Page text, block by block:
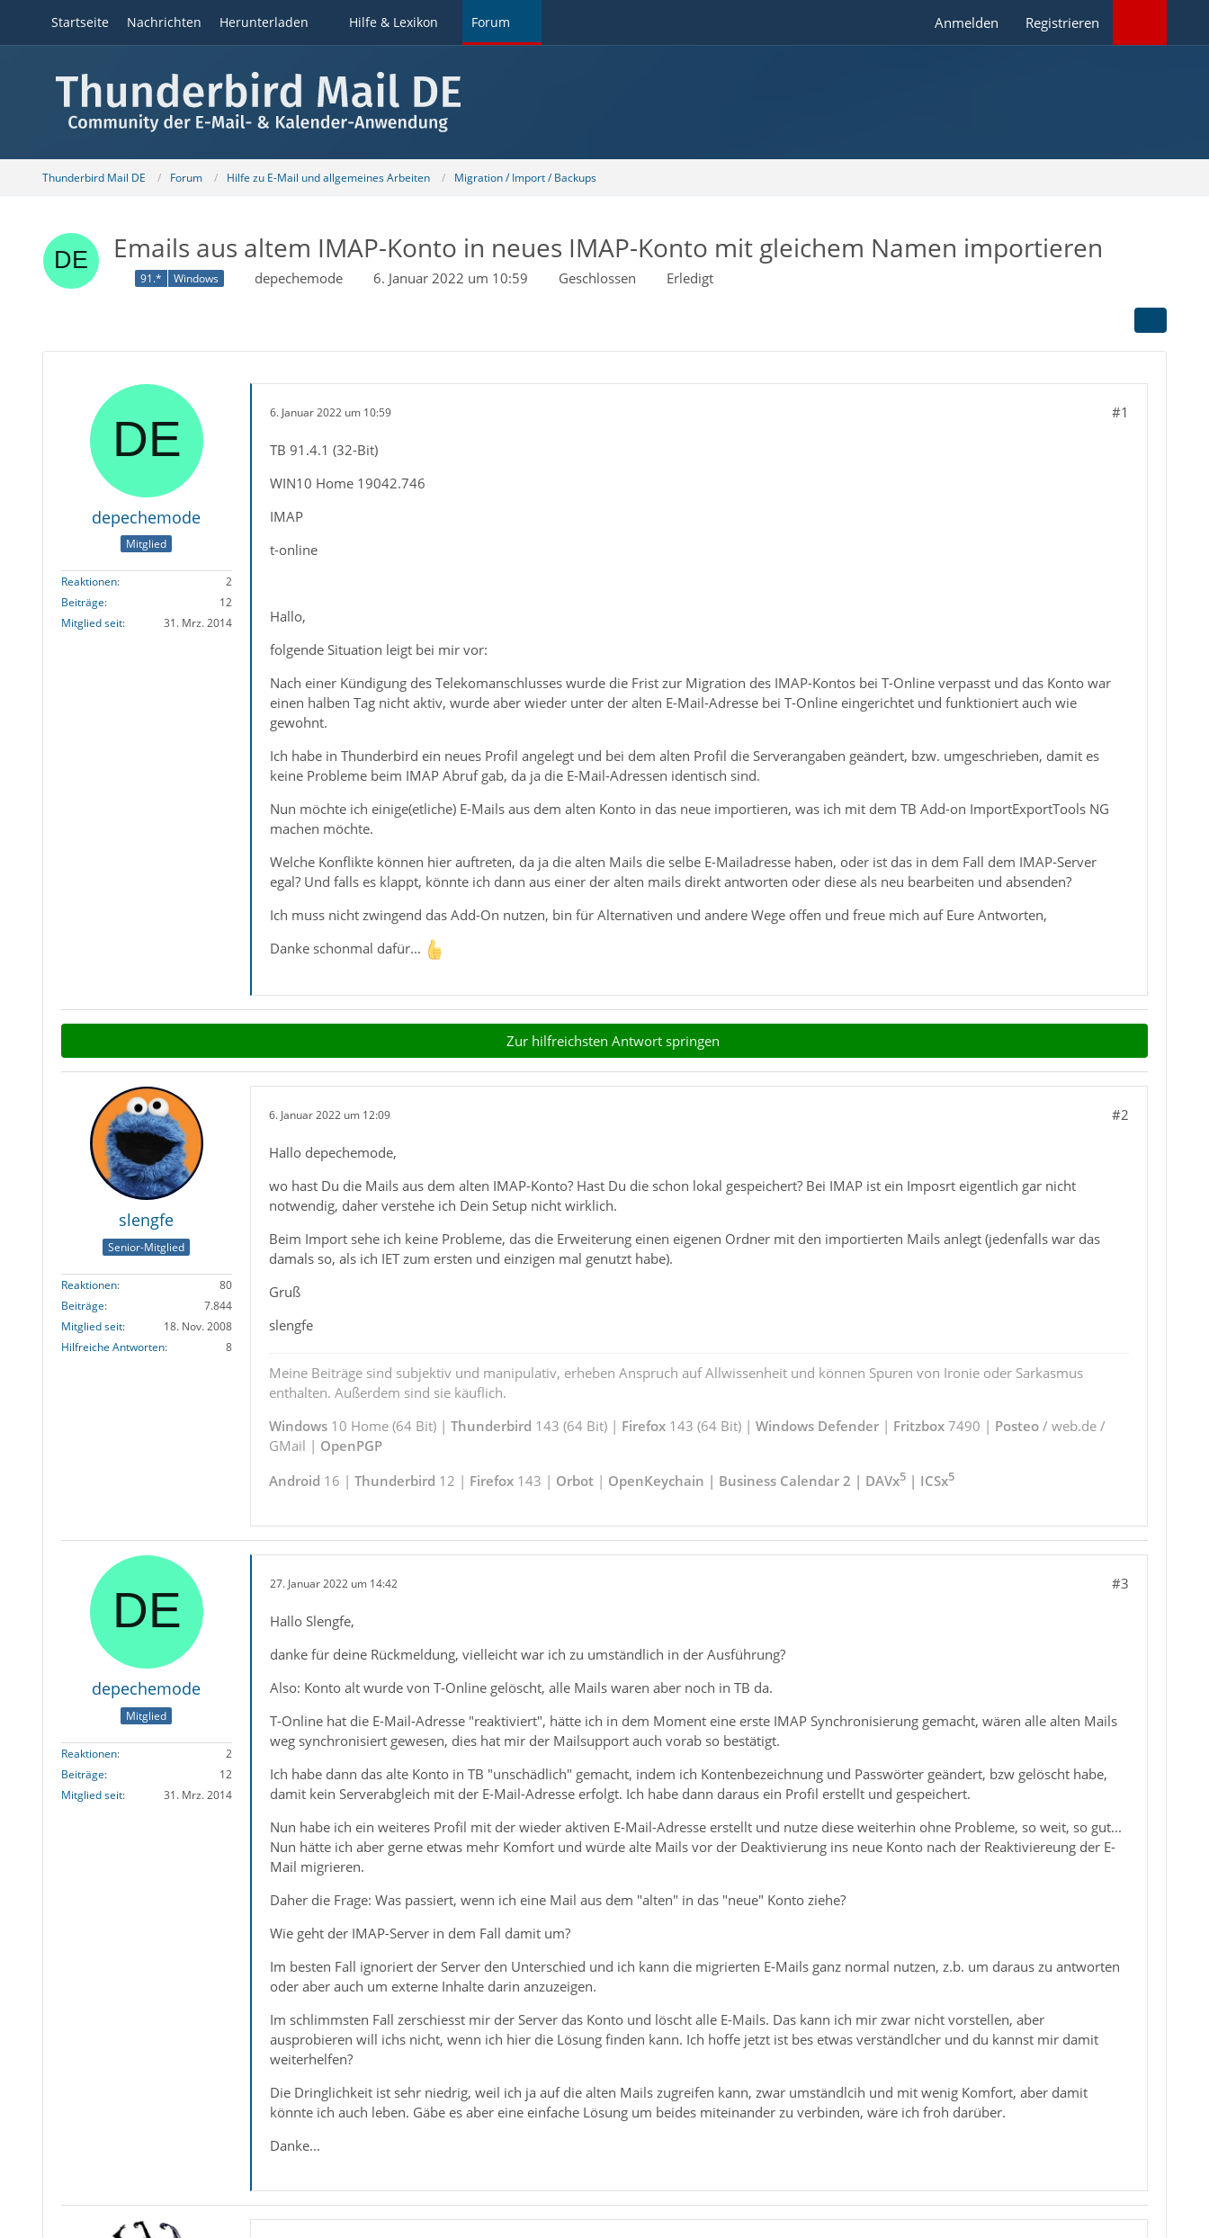
Startseite Nachrichten Herunterladen Hilfe & Lexikon Forum Anmelden Registrieren
Thunderbird Mail DE Forum Hilfe zu E-Mail und allgemeines Arbeiten Migration / Import / Backups
Emails aus altem IMAP-Konto in neues IMAP-Konto mit gleichem Namen importieren
91.* Windows depechemode 6. Januar 2022 um 10:59 Geschlossen Erledigt
depechemode
Mitglied
Reaktionen
2
Beiträge
12
Mitglied seit
31. Mrz. 2014
6. Januar 2022 um 10:59 #1
TB 91.4.1 (32-Bit)
WIN10 Home 19042.746
IMAP
t-online
Hallo,
folgende Situation leigt bei mir vor:
Nach einer Kündigung des Telekomanschlusses wurde die Frist zur Migration des IMAP-Kontos bei T-Online verpasst und das Konto war
einen halben Tag nicht aktiv, wurde aber wieder unter der alten E-Mail-Adresse bei T-Online eingerichtet und funktioniert auch wie
gewohnt.
Ich habe in Thunderbird ein neues Profil angelegt und bei dem alten Profil die Serverangaben geändert, bzw. umgeschrieben, damit es
keine Probleme beim IMAP Abruf gab, da ja die E-Mail-Adressen identisch sind.
Nun möchte ich einige(etliche) E-Mails aus dem alten Konto in das neue importieren, was ich mit dem TB Add-on ImportExportTools NG
machen möchte.
Welche Konflikte können hier auftreten, da ja die alten Mails die selbe E-Mailadresse haben, oder ist das in dem Fall dem IMAP-Server
egal? Und falls es klappt, könnte ich dann aus einer der alten mails direkt antworten oder diese als neu bearbeiten und absenden?
Ich muss nicht zwingend das Add-On nutzen, bin für Alternativen und andere Wege offen und freue mich auf Eure Antworten,
Danke schonmal dafür...
Zur hilfreichsten Antwort springen
slengfe
Senior-Mitglied
Reaktionen
80
Beiträge
7.844
Mitglied seit
18. Nov. 2008
Hilfreiche Antworten
8
6. Januar 2022 um 12:09 #2
Hallo depechemode,
wo hast Du die Mails aus dem alten IMAP-Konto? Hast Du die schon lokal gespeichert? Bei IMAP ist ein Imposrt eigentlich gar nicht
notwendig, daher verstehe ich Dein Setup nicht wirklich.
Beim Import sehe ich keine Probleme, das die Erweiterung einen eigenen Ordner mit den importierten Mails anlegt (jedenfalls war das
damals so, als ich IET zum ersten und einzigen mal genutzt habe).
Gruß
slengfe
Meine Beiträge sind subjektiv und manipulativ, erheben Anspruch auf Allwissenheit und können Spuren von Ironie oder Sarkasmus
enthalten. Außerdem sind sie käuflich.
Windows10 Home (64 Bit) | Thunderbird 143 (64 Bit) | Firefox143 (64 Bit) | Windows Defender| Fritzbox7490 | Posteo/ web.de /
GMail | OpenPGP
Android 16 | Thunderbird 12 | Firefox143 | Orbot| OpenKeychain | Business Calendar 2 | DAVx5| ICSx5
depechemode
Mitglied
Reaktionen
2
Beiträge
12
Mitglied seit
31. Mrz. 2014
27. Januar 2022 um 14:42 #3
Hallo Slengfe,
danke für deine Rückmeldung, vielleicht war ich zu umständlich in der Ausführung?
Also: Konto alt wurde von T-Online gelöscht, alle Mails waren aber noch in TB da.
T-Online hat die E-Mail-Adresse "reaktiviert", hätte ich in dem Moment eine erste IMAP Synchronisierung gemacht, wären alle alten Mails
weg synchronisiert gewesen, dies hat mir der Mailsupport auch vorab so bestätigt.
Ich habe dann das alte Konto in TB "unschädlich" gemacht, indem ich Kontenbezeichnung und Passwörter geändert, bzw gelöscht habe,
damit kein Serverabgleich mit der E-Mail-Adresse erfolgt. Ich habe dann daraus ein Profil erstellt und gespeichert.
Nun habe ich ein weiteres Profil mit der wieder aktiven E-Mail-Adresse erstellt und nutze diese weiterhin ohne Probleme, so weit, so gut...
Nun hätte ich aber gerne etwas mehr Komfort und würde alte Mails vor der Deaktivierung ins neue Konto nach der Reaktiviereung der E-
Mail migrieren.
Daher die Frage: Was passiert, wenn ich eine Mail aus dem "alten" in das "neue" Konto ziehe?
Wie geht der IMAP-Server in dem Fall damit um?
Im besten Fall ignoriert der Server den Unterschied und ich kann die migrierten E-Mails ganz normal nutzen, z.b. um daraus zu antworten
oder aber auch um externe Inhalte darin anzuzeigen.
Im schlimmsten Fall zerschiesst mir der Server das Konto und löscht alle E-Mails. Das kann ich mir zwar nicht vorstellen, aber
ausprobieren will ichs nicht, wenn ich hier die Lösung finden kann. Ich hoffe jetzt ist bes etwas verständlcher und du kannst mir damit
weiterhelfen?
Die Dringlichkeit ist sehr niedrig, weil ich ja auf die alten Mails zugreifen kann, zwar umständlcih und mit wenig Komfort, aber damit
könnte ich auch leben. Gäbe es aber eine einfache Lösung um beides miteinander zu verbinden, wäre ich froh darüber.
Danke...